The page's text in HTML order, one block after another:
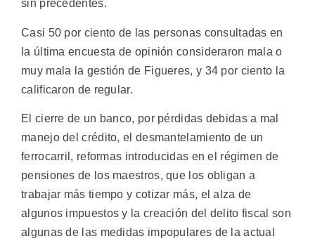
sin precedentes.
Casi 50 por ciento de las personas consultadas en
la última encuesta de opinión consideraron mala o
muy mala la gestión de Figueres, y 34 por ciento la
calificaron de regular.
El cierre de un banco, por pérdidas debidas a mal
manejo del crédito, el desmantelamiento de un
ferrocarril, reformas introducidas en el régimen de
pensiones de los maestros, que los obligan a
trabajar más tiempo y cotizar más, el alza de
algunos impuestos y la creación del delito fiscal son
algunas de las medidas impopulares de la actual